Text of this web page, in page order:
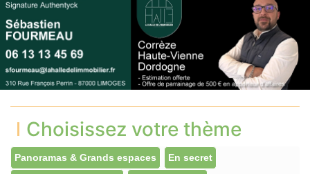
Choisissez votre thème
Panoramas & Grands espaces En secret